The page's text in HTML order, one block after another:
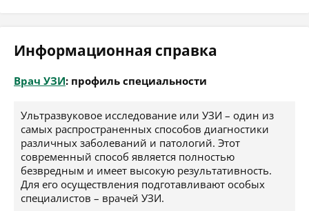
Информационная справка
Врач УЗИ: профиль специальности
Ультразвуковое исследование или УЗИ – один из
самых распространенных способов диагностики
различных заболеваний и патологий. Этот
современный способ является полностью
безвредным и имеет высокую результативность.
Для его осуществления подготавливают особых
специалистов – врачей УЗИ.